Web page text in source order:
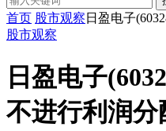
首页 股市观察 日盈电子
股市观察
日盈电子
不进行利润分